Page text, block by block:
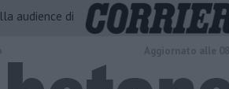
audience di